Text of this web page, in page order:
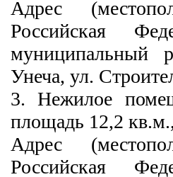
Адрес
Российская
муниципальный
Унеча, ул.
3. Нежилое
площадь 12,2
Адрес
Российская